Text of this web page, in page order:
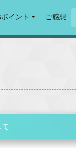
イント ご感想